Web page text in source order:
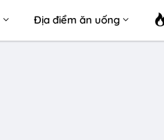
Địa điểm ăn uống